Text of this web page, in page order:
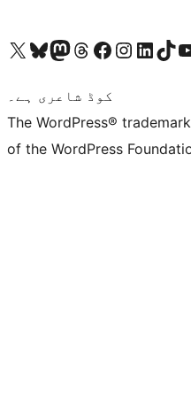
Visit our X (formerly Twitter) account
ہمارے بلیواسکائی اکاؤنٹ پر جائیں
Visit our Mastodon account
ہمارے ٹھریڈز اکاؤنٹ پر جائیں
Visit our Facebook page
Visit our Instagram
Visit ourپر جائیں
کوڈ شاعری ہے۔
The WordPress®
of the WordPress